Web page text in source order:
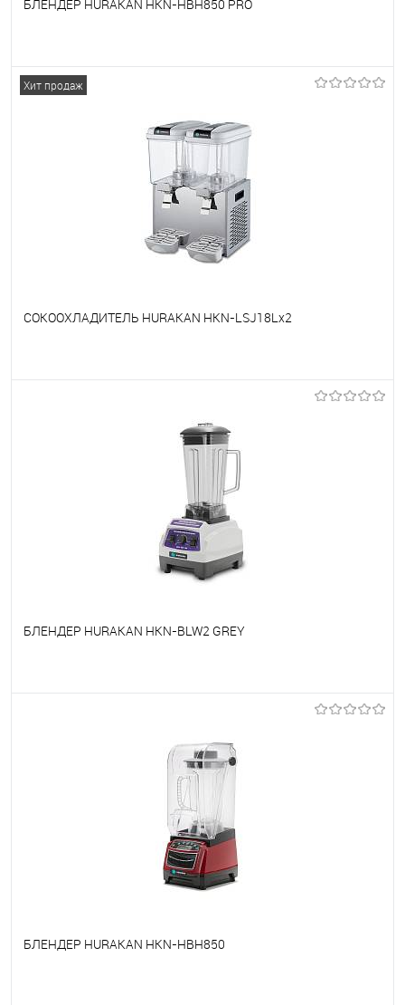
БЛЕНДЕР HURAKAN HKN-HBH850 PRO
В избранное
Хит продаж
СОКООХЛАДИТЕЛЬ HURAKAN HKN-LSJ18Lx2
БЛЕНДЕР HURAKAN HKN-BLW2 GREY
БЛЕНДЕР HURAKAN HKN-HBH850